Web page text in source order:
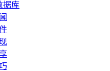
据库